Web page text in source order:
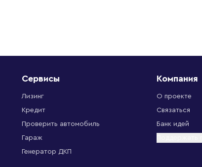
Сервисы
Лизинг
Кредит
Проверить автомобиль
Гараж
Генератор ДКП
Компания
О проекте
Связаться
Банк идей